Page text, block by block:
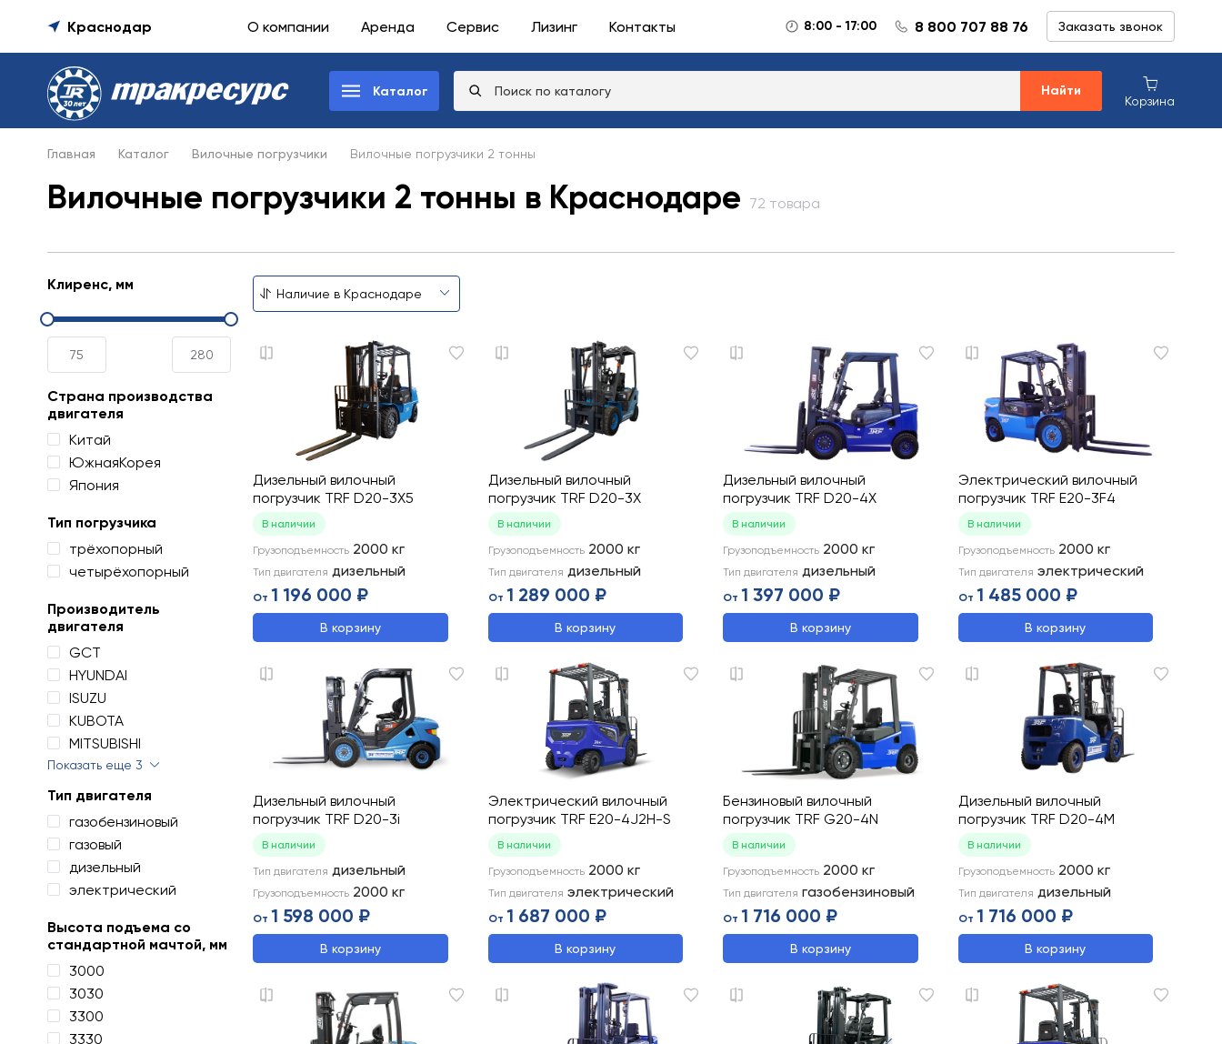
Краснодар О компании Аренда Сервис Лизинг Контакты 8:00 - 17:00 8 800 707 88 76 Заказать звонок
Каталог Найти
Корзина
Главная Каталог Вилочные погрузчики Вилочные погрузчики 2 тонны
Вилочные погрузчики 2 тонны в Краснодаре 72 товара
Клиренс, мм
Страна производства
двигателя
Китай
ЮжнаяКорея
Япония
Тип погрузчика
трёхопорный
четырёхопорный
Производитель
двигателя
GCT
HYUNDAI
ISUZU
KUBOTA
MITSUBISHI
Показать еще 3
Тип двигателя
газобензиновый
газовый
дизельный
электрический
Высота подъема со
стандартной мачтой, мм
3000
3030
3300
3330
Дизельный вилочный
погрузчик TRF D20-3X5
В наличии
Грузоподъемность 2000 кг
Тип двигателя дизельный
От 1 196 000 ₽
В корзину
Дизельный вилочный
погрузчик TRF D20-3X
В наличии
Грузоподъемность 2000 кг
Тип двигателя дизельный
От 1 289 000 ₽
В корзину
Дизельный вилочный
погрузчик TRF D20-4X
В наличии
Грузоподъемность 2000 кг
Тип двигателя дизельный
От 1 397 000 ₽
В корзину
Электрический вилочный
погрузчик TRF E20-3F4
В наличии
Грузоподъемность 2000 кг
Тип двигателя электрический
От 1 485 000 ₽
В корзину
Дизельный вилочный
погрузчик TRF D20-3i
В наличии
Тип двигателя дизельный
Грузоподъемность 2000 кг
От 1 598 000 ₽
В корзину
Электрический вилочный
погрузчик TRF E20-4J2H-S
В наличии
Грузоподъемность 2000 кг
Тип двигателя электрический
От 1 687 000 ₽
В корзину
Бензиновый вилочный
погрузчик TRF G20-4N
В наличии
Грузоподъемность 2000 кг
Тип двигателя газобензиновый
От 1 716 000 ₽
В корзину
Дизельный вилочный
погрузчик TRF D20-4M
В наличии
Грузоподъемность 2000 кг
Тип двигателя дизельный
От 1 716 000 ₽
В корзину